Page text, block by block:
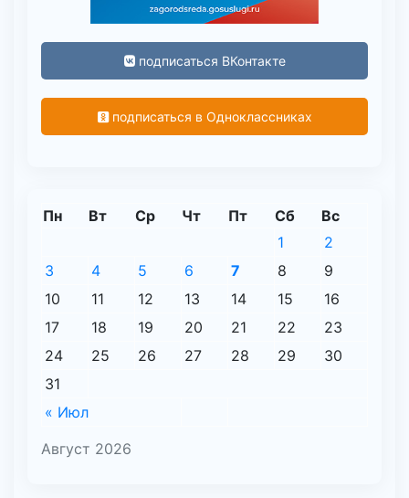
подписаться ВКонтакте
подписаться в Одноклассниках
Август 2026
Пн Вт Ср Чт Пт Сб Вс
« Июл
1
2
3
4 5 6 7 8
9
10
11 12 13 14 15
16
17
18 19 20 21 22
23
24
25 26 27 28 29
30
31